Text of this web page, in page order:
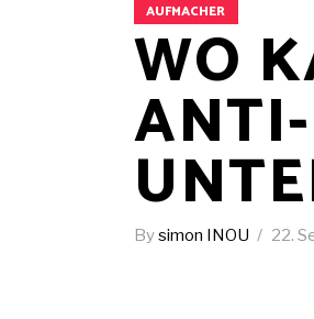
AUFMACHER
WO
Bysimon INOU 22.